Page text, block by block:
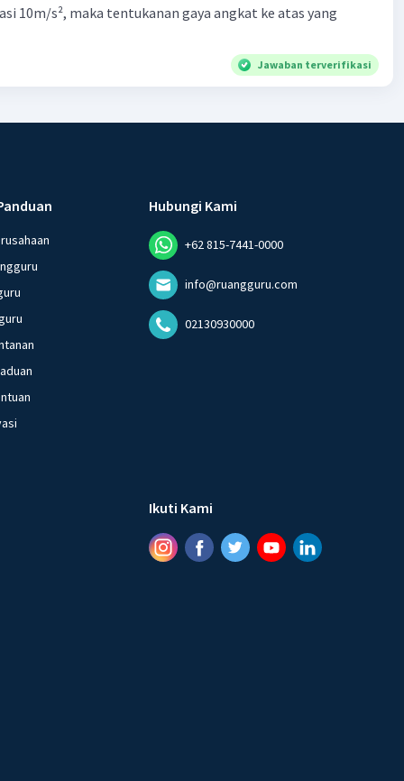
10m/s², maka tentukanan gaya angkat ke atas yang
Jawaban terverifikasi
Hubungi Kami
+62 815-7441-0000
info@ruangguru.com
02130930000
Ikuti Kami